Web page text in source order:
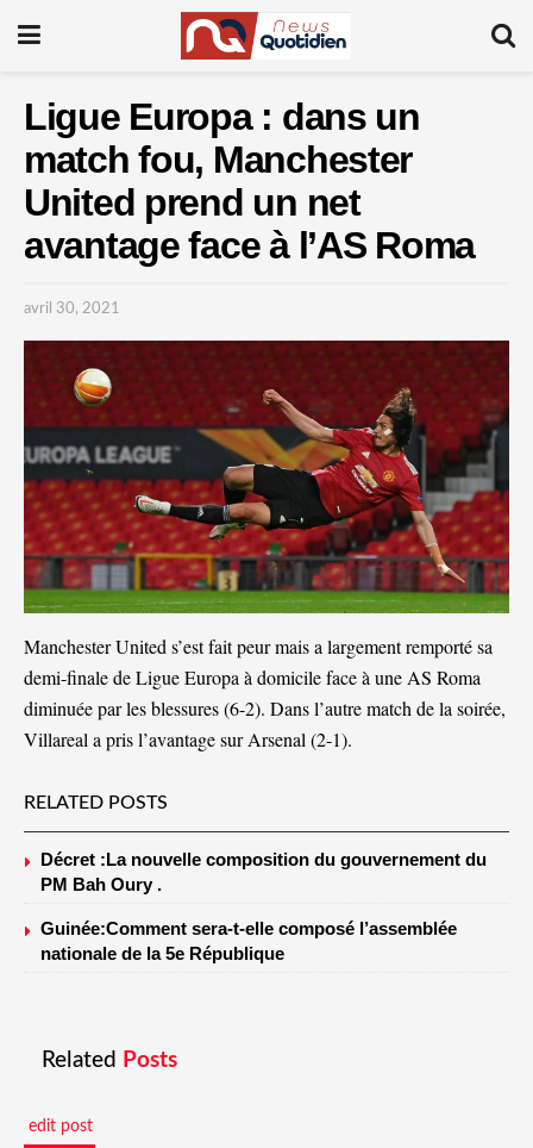
Ligue Europa : dans un
match fou, Manchester
United prend un net
avantage face à l’AS Roma
avril 30, 2021
Manchester United s’est fait peur mais a largement remporté sa
demi-finale de Ligue Europa à domicile face à une AS Roma
diminuée par les blessures (6-2). Dans l’autre match de la soirée,
Villareal a pris l’avantage sur Arsenal (2-1).
RELATED POSTS
Décret :La nouvelle composition du gouvernement du
PM Bah Oury .
Guinée:Comment sera-t-elle composé l’assemblée
nationale de la 5e République
Related Posts
edit post